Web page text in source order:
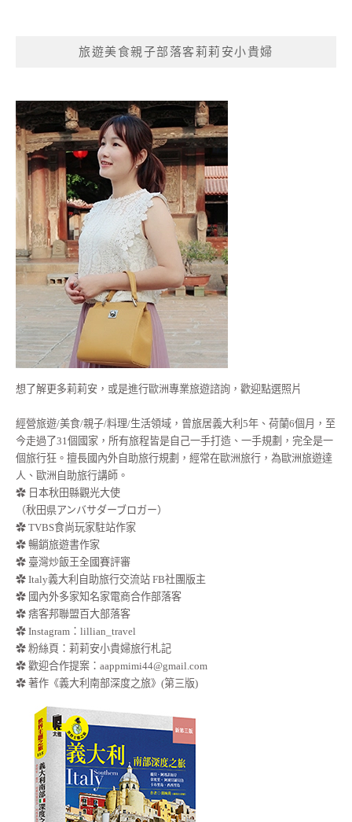
旅遊美食親子部落客莉莉安小貴婦
想了解更多莉莉安，或是進行歐洲專業旅遊諮詢，歡迎點選照片
經營旅遊/美食/親子/料理/生活領域，曾旅居義大利5年、荷蘭6個月，至
今走過了31個國家，所有旅程皆是自己一手打造、一手規劃，完全是一
個旅行狂。擅長國內外自助旅行規劃，經常在歐洲旅行，為歐洲旅遊達
人、歐洲自助旅行講師。
✿ 日本秋田縣觀光大使
（秋田県アンバサダーブロガー）
✿ TVBS食尚玩家駐站作家
✿ 暢銷旅遊書作家
✿ 臺灣炒飯王全國賽評審
✿ Italy義大利自助旅行交流站 FB社團版主
✿ 國內外多家知名家電商合作部落客
✿ 痞客邦聯盟百大部落客
✿ Instagram：lillian_travel
✿ 粉絲頁：莉莉安小貴婦旅行札記
✿ 歡迎合作提案： aappmimi44@gmail.com
✿ 著作《義大利南部深度之旅》(第三版)